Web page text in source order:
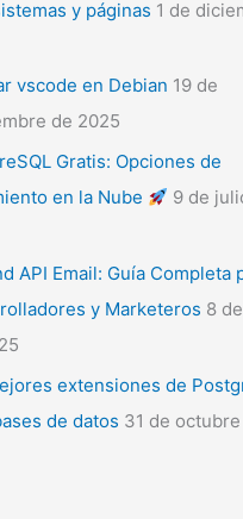
y páginas 1 de
vscode en Debian 19 de
de 2025
Gratis: Opciones de
en la Nube
9 de
API Email: Guía Completa
y Marketeros 8
extensiones de
de datos 31 de